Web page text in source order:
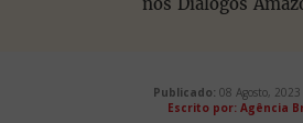
Publicado: 08 Agosto,
Escrito por: Agência